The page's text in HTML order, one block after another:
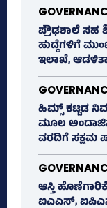
ಪ್ರೌಢಶಾಲೆ ಸಹ
ಹುದ್ದೆಗಳಿಗೆ
ಇಲಾಖೆ,
ಹಿಮ್ಸ್‌ ಕಟ್ಟಡ
ಮೂಲ
ವರದಿಗೆ ಸಕ್ಷಮ
ಆಸ್ತಿ
ಐಎಎಸ್‌,